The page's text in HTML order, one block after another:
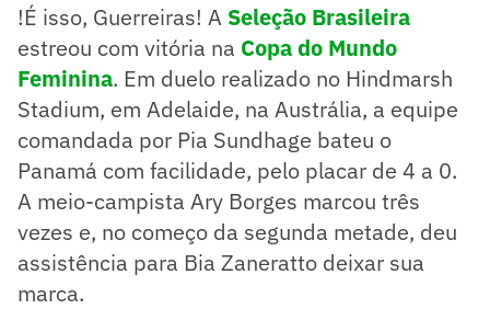
!É isso, Guerreiras! A Seleção Brasileira
estreou com vitória na Copa do Mundo
Feminina. Em duelo realizado no Hindmarsh
Stadium, em Adelaide, na Austrália, a equipe
comandada por Pia Sundhage bateu o
Panamá com facilidade, pelo placar de 4 a 0.
A meio-campista Ary Borges marcou três
vezes e, no começo da segunda metade, deu
assistência para Bia Zaneratto deixar sua
marca.